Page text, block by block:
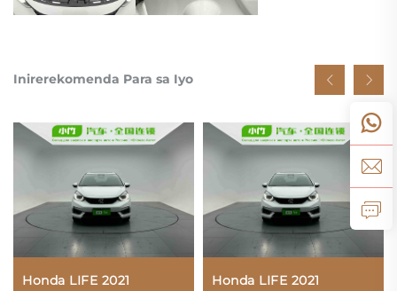
Inirerekomenda Para sa Iyo
Honda LIFE 2021 Honda LIFE 2021